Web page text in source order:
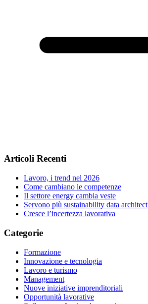
Articoli Recenti
Lavoro, i trend nel 2026
Come cambiano le competenze
Il settore energy cambia veste
Servono più sustainability data architect
Cresce l’incertezza lavorativa
Categorie
Formazione
Innovazione e tecnologia
Lavoro e turismo
Management
Nuove iniziative imprenditoriali
Opportunità lavorative